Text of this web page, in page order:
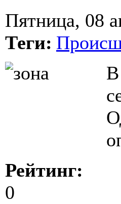
Пятница, 08
Теги:
В
Рейтинг:
0